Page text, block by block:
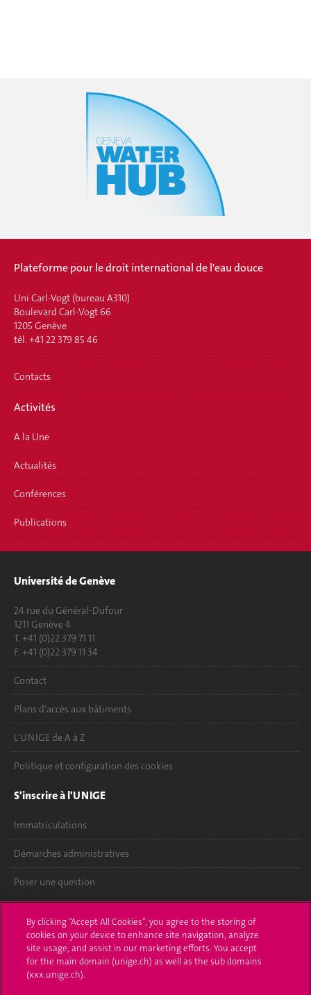
Plateforme pour le droit international de l'eau douce
Uni Carl-Vogt (bureau A310)
Boulevard Carl-Vogt 66
1205 Genève
tél. +41 22 379 85 46
Contacts
Activités
A la Une
Actualités
Conférences
Publications
Université de Genève
24 rue du Général-Dufour
1211 Genève 4
T. +41 (0)22 379 71 11
F. +41 (0)22 379 11 34
Contact
Plans d'accès aux bâtiments
L'UNIGE de A à Z
Politique et configuration des cookies
S'inscrire à l'UNIGE
Immatriculations
Démarches administratives
Poser une question
UNIGE Mobile
Médias
By clicking “Accept All Cookies”, you agree to the storing of
cookies on your device to enhance site navigation, analyze
site usage, and assist in our marketing efforts. You accept
for the main domain (unige.ch) as well as the sub domains
(xxx.unige.ch).